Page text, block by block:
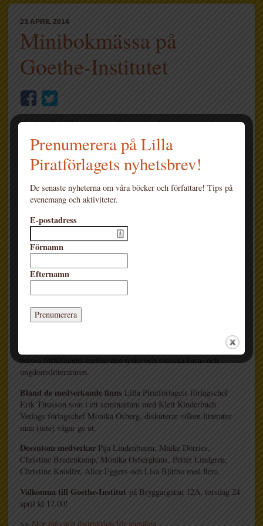
23 APRIL 2014
Minibokmässa på
Goethe-Institutet
Hur ser förhållandet ut mellan tysk och svensk barn- och
en tysk-svensk minibokmässa där detta diskuteras närmre.
Torsdag 24 april arrangerar
samarbete med Översättarcentrum, en tysk-svensk minibokmässa.
belysa förhållandet mellan den tyska och svenska barn- och
ungdomslitteraturen.
Bland de medverkande finns Lilla Piratförlagets förlagschef
Erik Titusson som i ett seminarium med Klett Kinderbuch
Verlags förlagschef Monika Osberg, diskuterar vilken litteratur
man (inte) vågar ge ut.
Dessutom medverkar Pija Lindenbaum, Maike Dörries,
Christine Bredenkamp, Monika Osberghaus, Petter Lindgren,
Christine Knödler, Alice Eggers och Lisa Bjärbo med flera.
Välkomna till Goethe-Institut på Bryggargatan 12A, torsdag 24
april kl 17.00!
>> Mer info och instruktion för anmälan
Prenumerera på Lilla
Piratförlagets nyhetsbrev!
De senaste nyheterna om våra böcker och författare! Tips på
evenemang och aktiviteter.
E-postadress
Förnamn
Efternamn